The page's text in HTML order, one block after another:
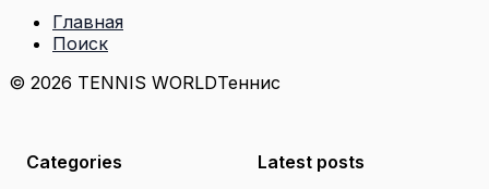
Главная
Поиск
© 2026 TENNIS WORLDТеннис
Categories
Latest posts